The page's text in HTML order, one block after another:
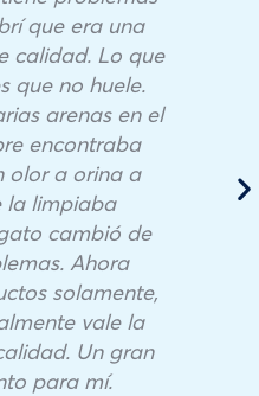
que era una
calidad. Lo que
que no huele.
arenas en el
encontraba
olor a orina a
la limpiaba
cambió de
Ahora
solamente,
vale la
Un gran
para mí.